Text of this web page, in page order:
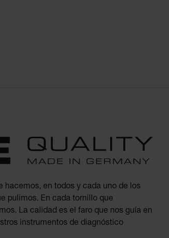
hacemos, en todos y cada uno de los
pulimos. En cada tornillo que
La calidad es el faro que nos guía en
instrumentos de diagnóstico